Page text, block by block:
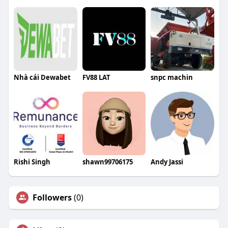
Nhà cái Dewabet FV88 LAT snpc machin
Rishi Singh shawn99706175 Andy Jassi
Followers(0)